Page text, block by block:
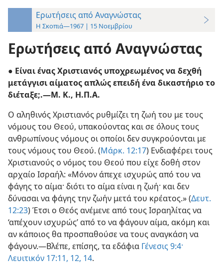
Ερωτήσεις από Αναγνώστας
Η Σκοπιά—1967 | 15 Νοεμβρίου
Ερωτήσεις από Αναγνώστας
● Είναι ένας Χριστιανός υποχρεωμένος να δεχθή
μετάγγισι αίματος απλώς επειδή ένα δικαστήριο το
διέταξε;.​—Μ. Κ., Η.Π.Α.
Ο αληθινός Χριστιανός ρυθμίζει τη ζωή του με τους
νόμους του Θεού, υπακούοντας και σε όλους τους
ανθρωπίνους νόμους οι οποίοι δεν συγκρούονται με
τους νόμους του Θεού. (Μάρκ. 12:17) Ενδιαφέρει τους
Χριστιανούς ο νόμος του Θεού που είχε δοθή στον
αρχαίο Ισραήλ: «Μόνον άπεχε ισχυρώς από του να
φάγης το αίμα· διότι το αίμα είναι η ζωή· και δεν
δύνασαι να φάγης την ζωήν μετά του κρέατος.» (Δευτ.
12:23) Έτσι ο Θεός ανέμενε από τους Ισραηλίτας να
‘απέχουν ισχυρώς’ από το να φάγουν αίμα, ακόμη και
αν κάποιος θα προσπαθούσε να τους αναγκάση να
φάγουν.​—Βλέπε, επίσης, τα εδάφια Γένεσις 9:4·
Λευιτικόν 17:11, 12, 14.